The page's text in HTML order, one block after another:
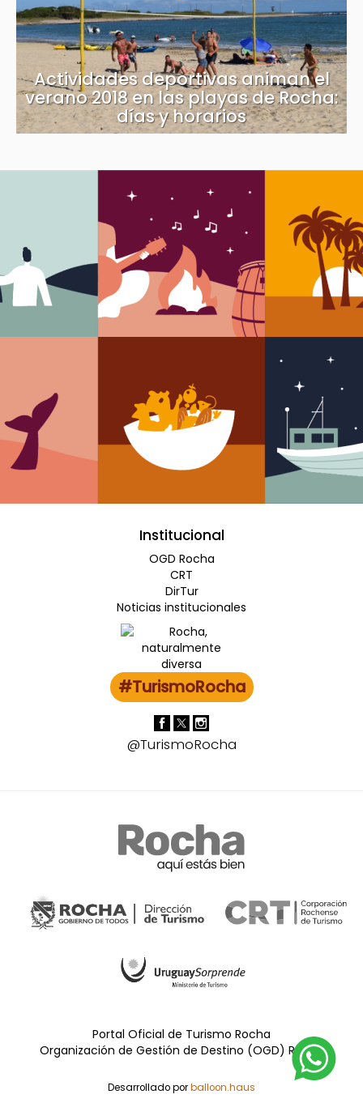
Actividades deportivas animan el
verano 2018 en las playas de Rocha:
días y horarios
Institucional
OGD Rocha
CRT
DirTur
Noticias institucionales
#TurismoRocha
@TurismoRocha
Portal Oficial de Turismo Rocha
Organización de Gestión de Destino (OGD) Rocha
Desarrollado porballoon.haus